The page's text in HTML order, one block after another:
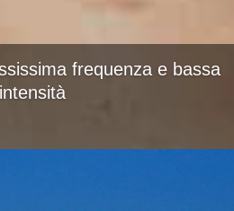
frequenza e bassa
intensità
frequenza e bassa
intensità